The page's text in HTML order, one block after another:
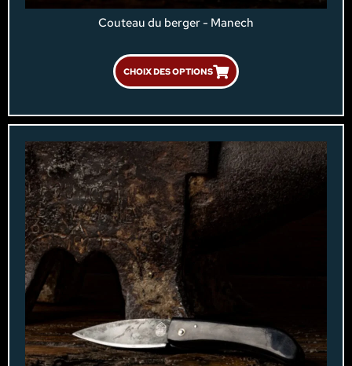
Couteau du berger - Manech
CHOIX DES OPTIONS